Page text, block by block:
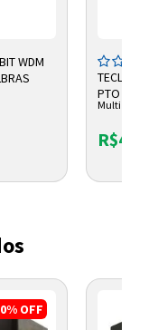
WDM
TECLADO
PTO TC609
Multi
OFF